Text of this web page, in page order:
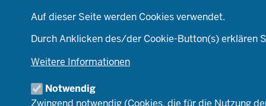
Auf dieser Seite werden Cookies verwendet.
Durch Anklicken des/der Cookie-Button(s) erklären
Weitere Informationen
Notwendig
Über uns
Organisation
Justiziariat
Zentrale
Hinweisgeberstelle
Staatsprüfung und